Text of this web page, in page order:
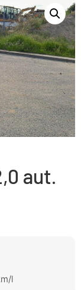
aut.
l